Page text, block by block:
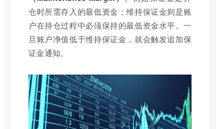
仓时所需存入的最低资金；维持保证金则是账
户在持仓过程中必须保持的最低资金水平。一
旦账户净值低于维持保证金，就会触发追加保
证金通知。